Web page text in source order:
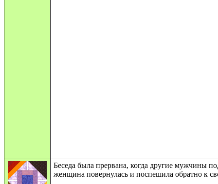
Беседа была прервана, когда другие мужчины
женщина повернулась и поспешила обратно к